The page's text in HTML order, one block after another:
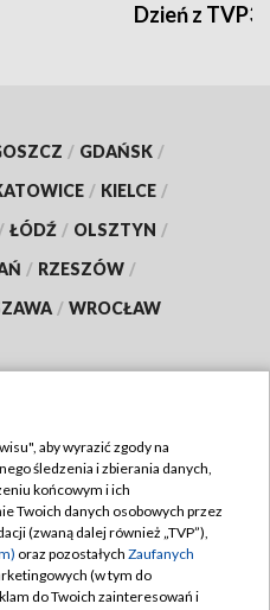
Dzień z TVP3
/ GDAŃSK /
/ KIELCE /
/ ŁÓDŹ / OLSZTYN /
/ RZESZÓW /
/ WROCŁAW
TVP
zgody
aby wyrazić zgody na
śledzenia i zbierania danych,
końcowym i ich
Twoich danych osobowych przez
(zwaną dalej również „TVP”),
oraz pozostałych Zaufanych
(w tym do
do Twoich zainteresowań i